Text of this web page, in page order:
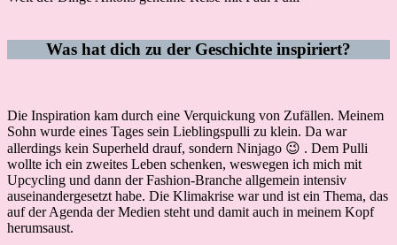
Was hat dich zu der Geschichte inspiriert?
Die Inspiration kam durch eine Verquickung von Zufällen. Meinem
Sohn wurde eines Tages sein Lieblingspulli zu klein. Da war
allerdings kein Superheld drauf, sondern Ninjago 😉 . Dem Pulli
wollte ich ein zweites Leben schenken, weswegen ich mich mit
Upcycling und dann der Fashion-Branche allgemein intensiv
auseinandergesetzt habe. Die Klimakrise war und ist ein Thema, das
auf der Agenda der Medien steht und damit auch in meinem Kopf
herumsaust.